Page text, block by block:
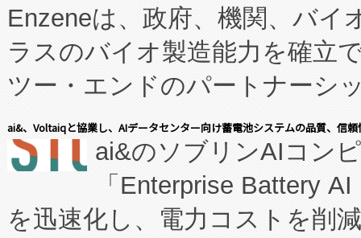
Enzeneは、政府、機関、バイ
ラスのバイオ製造能力を確立
ツー・エンドのパートナーシ
表しました。 同社の実績ある
manufacturing™ (FCCM™) プ
たNeXは、バイオ医薬品製造
従来のフェッドバッチ施設の
ai&、Voltaiqと協業し、AIデータセンター向け蓄電池システムの品質、信
ai&のソブリンAIコン
「Enterprise Battery
を迅速化し、電力コストを削